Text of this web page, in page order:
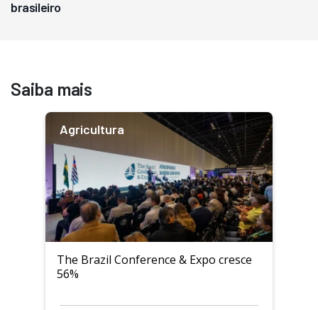
brasileiro
Saiba mais
Agricultura
The Brazil Conference & Expo cresce
56%